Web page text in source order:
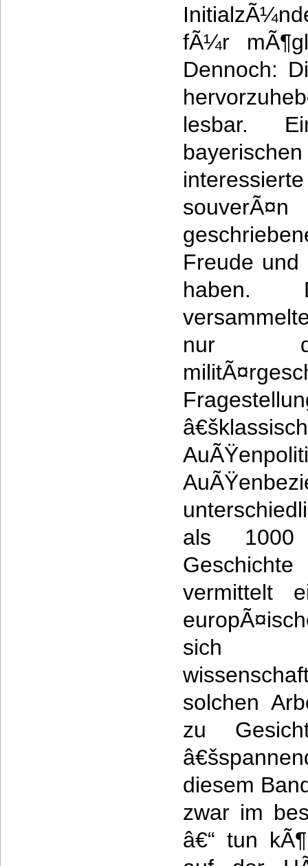
fÃ¼r
Dennoch:
lesbar.
Freude
haben.
nur
als 1000
vermittelt
sich
solchen
zu
diesem
zwar im
â€“ tun